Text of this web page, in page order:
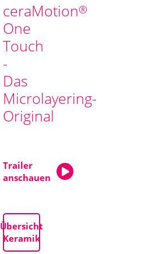
ceraMotion®
One
Touch
-
Das
Microlayering-
Original
Trailer
anschauen
Übersicht
Keramik